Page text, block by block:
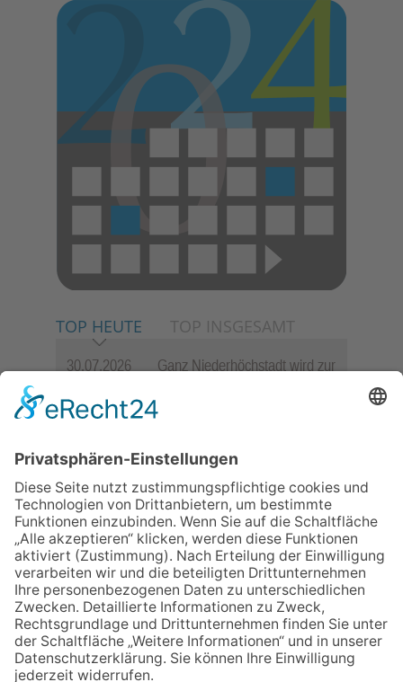
TOP HEUTE TOP INSGESAMT
30.07.2026
Ganz Niederhöchstadt wird zur
06.08.2026
Hisamoto und Tölke begeistern
Wachsmuth
präsentiert sein neues
Programm „Changes“
09.07.2026
Wasserampel steht auf Gelb:
Stadt ruft zum Wassersparen
auf
23.07.2026
Zwischen Fachwerk, Wein und
Sommerabend: Der Rettershof
lädt wieder zum Weinfest ein